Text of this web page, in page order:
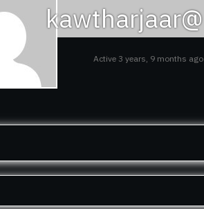
@kawtharjaar
Active 3 years, 9 months ago